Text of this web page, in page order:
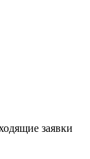
заявки